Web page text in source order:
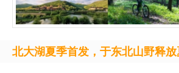
北大湖夏季首发，于东北山野释放